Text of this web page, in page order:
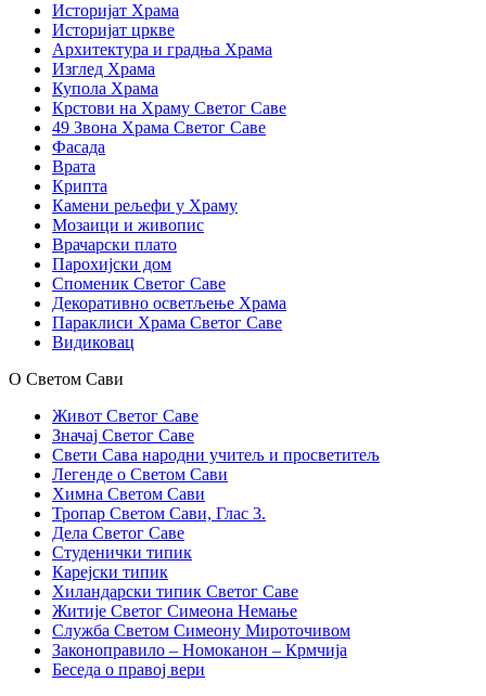
Историјат Храма
Историјат цркве
Архитектура и градња Храма
Изглед Храма
Купола Храма
Крстови на Храму Светог Саве
49 Звона Храма Светог Саве
Фасада
Врата
Крипта
Камени рељефи у Храму
Мозаици и живопис
Врачарски плато
Парохијски дом
Споменик Светог Саве
Декоративно осветљење Храма
Параклиси Храма Светог Саве
Видиковац
О Светом Сави
Живот Светог Саве
Значај Светог Саве
Свети Сава народни учитељ и просветитељ
Легенде о Светом Сави
Химна Светом Сави
Тропар Светом Сави, Глас 3.
Дела Светог Саве
Студенички типик
Карејски типик
Хиландарски типик Светог Саве
Житије Светог Симеона Немање
Служба Светом Симеону Мироточивом
Законоправило – Номоканон – Крмчија
Беседа о правој вери